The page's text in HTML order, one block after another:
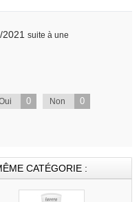
suite à une
0 Non 0
CATÉGORIE :